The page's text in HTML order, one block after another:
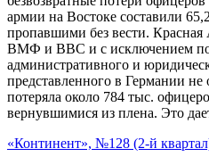
армии на Востоке составили
пропавшими без вести. Красная
ВМФ и ВВС и с исключением
административного и
представленного в Германии
потеряла около 784 тыс.
вернувшимися из плена. Это
«Континент», №128 (2-й